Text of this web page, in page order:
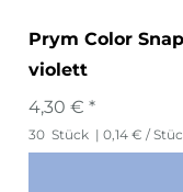
Prym Color
violett
4,30 € *
30 Stück | 0,14 € /